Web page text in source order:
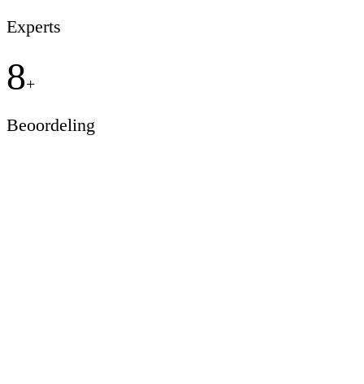
Experts
8+
Beoordeling